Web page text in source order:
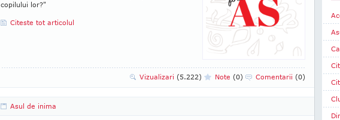
copilului lor?"
Citeste tot articolul
Vizualizari (5.222) Note (0) Comentarii (0)
Asul de inima